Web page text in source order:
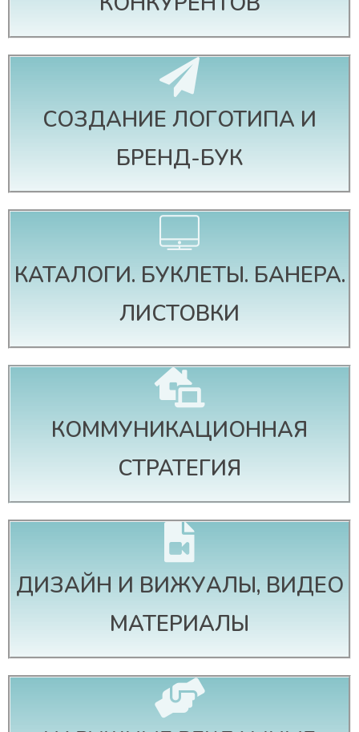
СОЗДАНИЕ ЛОГОТИПА И
БРЕНД-БУК
КАТАЛОГИ. БУКЛЕТЫ. БАНЕРА.
ЛИСТОВКИ
КОММУНИКАЦИОННАЯ
СТРАТЕГИЯ
ДИЗАЙН И ВИЖУАЛЫ, ВИДЕО
МАТЕРИАЛЫ